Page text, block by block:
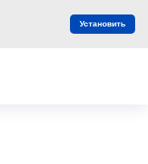
Установить